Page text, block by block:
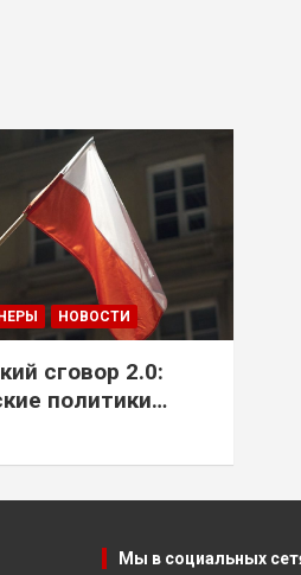
НОВОСТИ
сговор 2.0:
политики
монстра у
Мы в социальных